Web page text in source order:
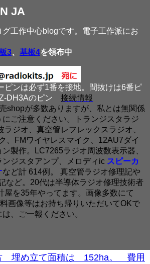
JA
工作中心blogです。電子工作派にお
3、 基板4を領布中
ピンは必ず1番を接地。間抜けは6番ピ
のピン 接続情報
shopが多数ありますが、私とは無関係
ご注意ください。トランジスタラジ
ラジオ、真空管レフレックスラジオ、
、FMワイヤレスマイク、12AU7ダイ
製作。LC7265ラジオ周波数表示器、
ンジスタアンプ、メロディic スピーカ
など計 614例。 真空管ラジオ修理記や
など。20代は半導体ラジオ修理技術者
屋を35年やってます。画像多数にて
画像等はお持ち帰りいただいてOKで
、ご一報ください。
埋め立て面積は 152ha。 費用